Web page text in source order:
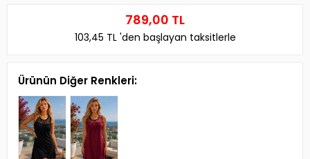
789,00 TL
103,45 TL 'den başlayan taksitlerle
Ürünün Diğer Renkleri: